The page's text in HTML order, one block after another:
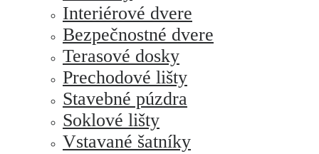
Interiérové dvere
Bezpečnostné dvere
Terasové dosky
Prechodové lišty
Stavebné púzdra
Soklové lišty
Vstavané šatníky